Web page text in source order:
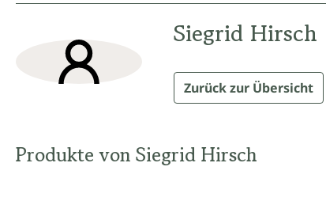
Siegrid Hirsch
Zurück zur Übersicht
Produkte von Siegrid Hirsch